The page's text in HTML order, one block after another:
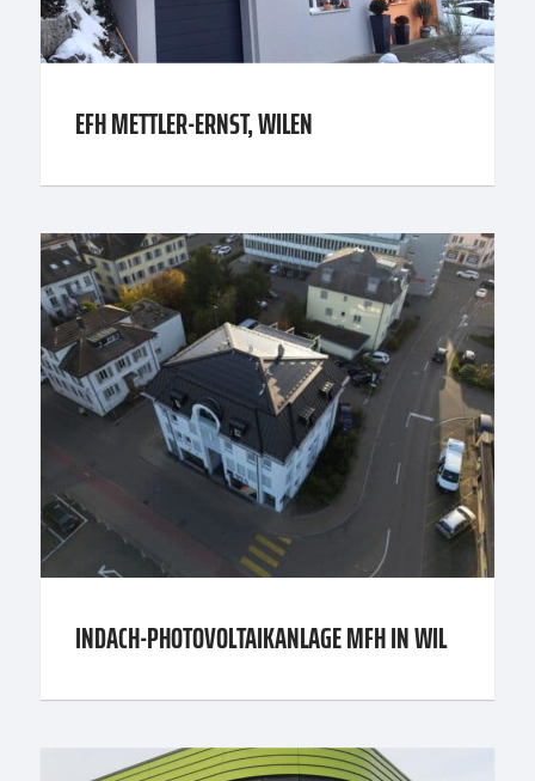
EFH METTLER-ERNST, WILEN
INDACH-PHOTOVOLTAIKANLAGE MFH IN WIL